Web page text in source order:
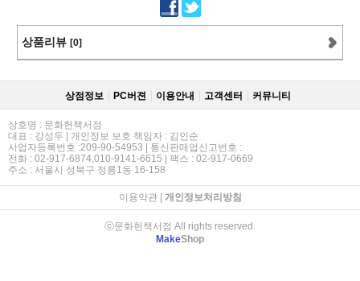
상품리뷰 [0]
상점정보 PC버젼 이용안내 고객센터 커뮤니티
상호명 : 문화헌책서점
대표 : 강성두 | 개인정보 보호 책임자 : 김인순
사업자등록번호 :209-90-54953 | 통신판매업신고번호 :
전화 : 02-917-6874,010-9141-6615 | 팩스 : 02-917-0669
주소 : 서울시 성북구 정릉1동 16-158
이용약관| 개인정보처리방침
ⓒ문화헌책서점 All rights reserved.
MakeShop